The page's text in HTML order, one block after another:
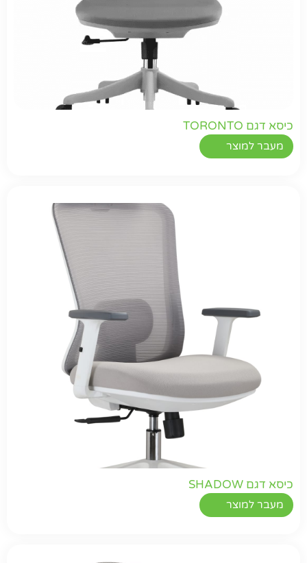
כיסא דגם TORONTO
מעבר למוצר
כיסא דגם SHADOW
מעבר למוצר